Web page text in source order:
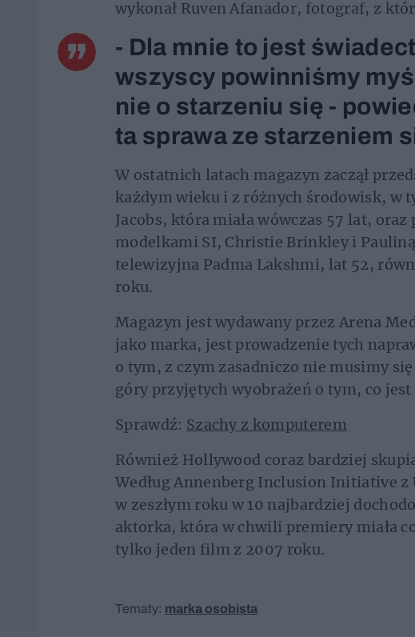
wykonał Ruven Afanador, fotograf, z
- Dla mnie to jest
wszyscy powinniśmy
nie o starzeniu się -
ta sprawa ze starzeniem
W ostatnich latach magazyn zaczął
każdym wieku i z różnych środowisk, w
Jacobs, która miała wówczas 57 lat,
modelkami SI, Christie Brinkley i
telewizyjna Padma Lakshmi, lat 52,
roku.
Magazyn jest wydawany przez Arena
jako marka, jest prowadzenie tych
o tym, z czym zasadniczo nie musimy
góry przyjętych wyobrażeń o tym, co
Sprawdź: Szachy z komputerem
Również Hollywood coraz bardziej
Według Annenberg Inclusion Initiative
w zeszłym roku w 10 najbardziej
aktorka, która w chwili premiery miała
tylko jeden film z 2007 roku.
Tematy: marka osobista